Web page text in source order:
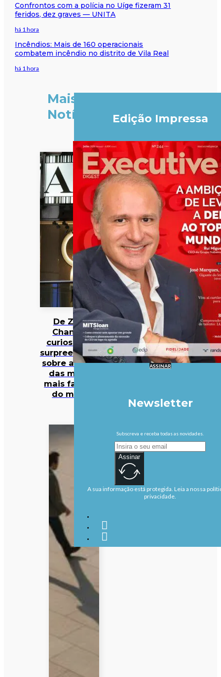
Confrontos com a polícia no Uíge fizeram 31
feridos, dez graves — UNITA
há 1 hora
Incêndios: Mais de 160 operacionais
combatem incêndio no distrito de Vila Real
há 1 hora
Mais
Notícias
De Zara a
Chanel: 12
curiosidades
surpreendentes
sobre algumas
das marcas
mais famosas
do mundo
Edição Impressa
ASSINAR
Newsletter
Subscreva e receba todas as novidades.
Assinar
A sua informação está protegida. Leia a nossa
privacidade.